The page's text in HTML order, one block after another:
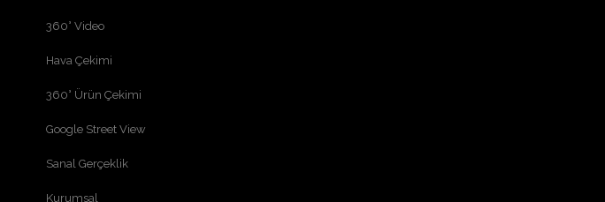
360° Video
Hava Çekimi
360° Ürün Çekimi
Google Street View
Sanal Gerçeklik
Kurumsal